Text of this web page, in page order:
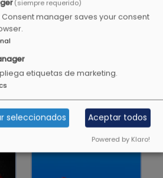
en la vejez, serán gordos y
CRISTIANAS
(siempre requerido)
Consent manager saves your consent
etiquetas de marketing.
seleccionados Aceptar todos
Powered by Klaro!